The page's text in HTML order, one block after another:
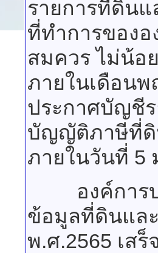
รายการที่ดินแ
ที่ทำการของ
สมควร ไม่น้อ
ภายในเดือน
ประกาศบัญชี
บัญญัติภาษีที่ดิ
ภายในวันที่ 5
องค์การบริ
ข้อมูลที่ดินแล
พ.ศ.2565 เส